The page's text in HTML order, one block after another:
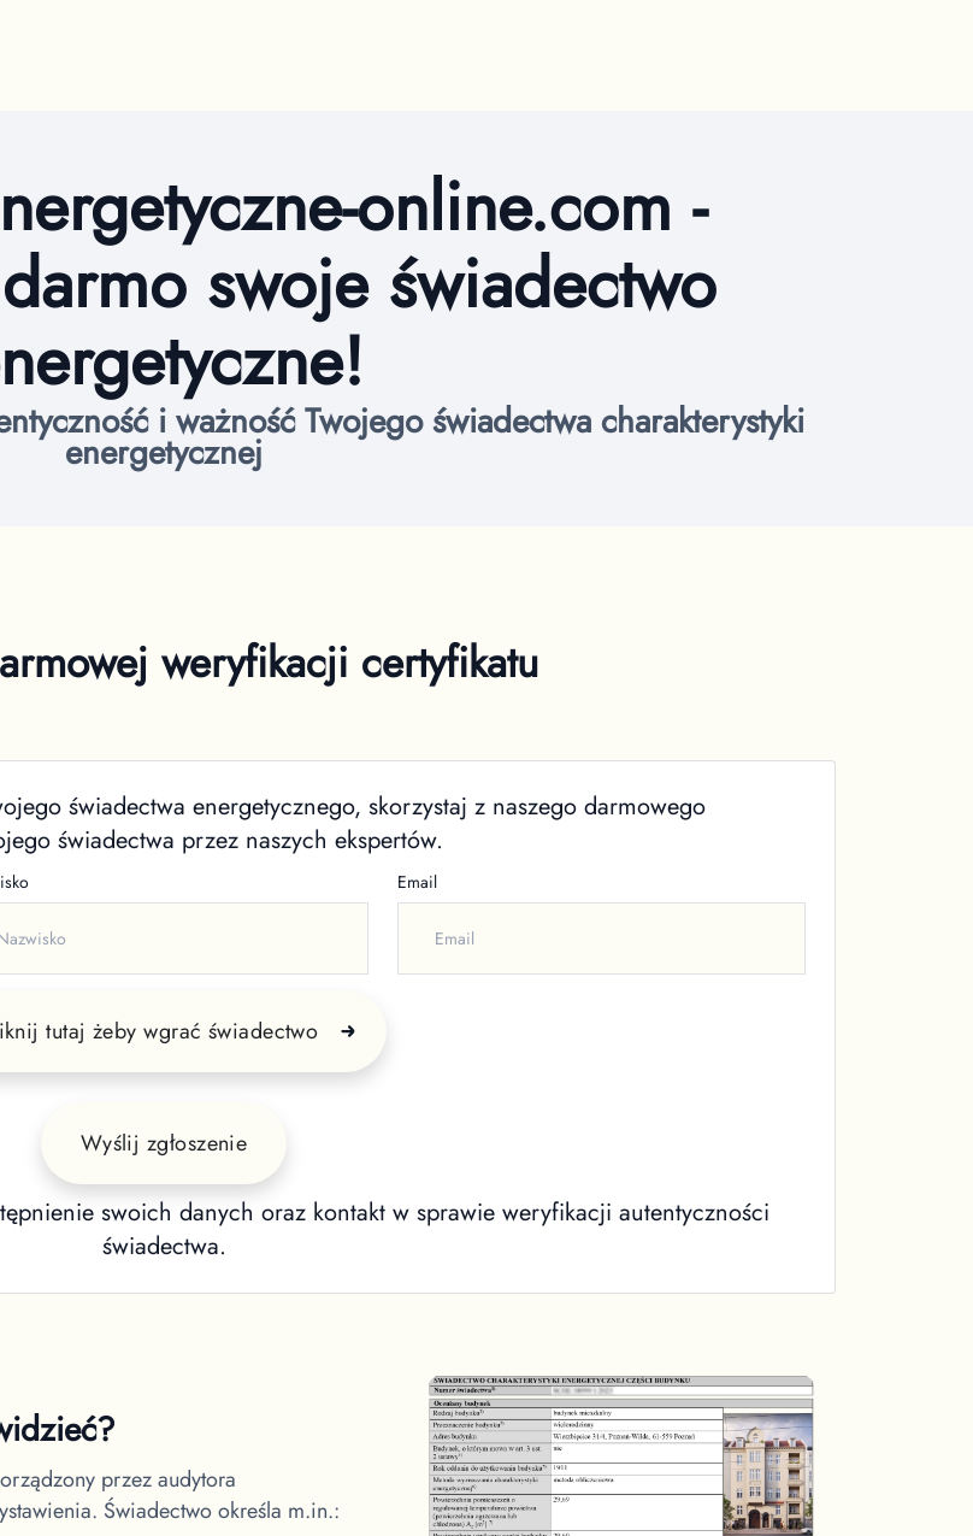
online.com -
swoje świadectwo
i ważność Twojego świadectwa charakterystyki
energetycznej
weryfikacji certyfikatu
świadectwa energetycznego, skorzystaj z naszego darmowego
świadectwa przez naszych ekspertów.
Email
tutaj żeby wgrać świadectwo
Wyślij zgłoszenie
swoich danych oraz kontakt w sprawie weryfikacji autentyczności
świadectwa.
przez audytora
Świadectwo określa m.in.: